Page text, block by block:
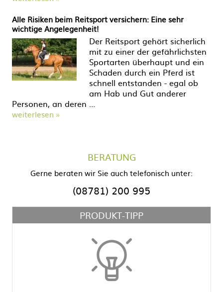
Alle Risiken beim Reitsport versichern: Eine sehr
wichtige Angelegenheit!
Der Reitsport gehört sicherlich
mit zu einer der gefährlichsten
Sportarten überhaupt und ein
Schaden durch ein Pferd ist
schnell entstanden - egal ob
am Hab und Gut anderer
Personen, an deren …
weiterlesen »
BERATUNG
Gerne beraten wir Sie auch telefonisch unter:
(08781) 200 995
PRODUKT-TIPP